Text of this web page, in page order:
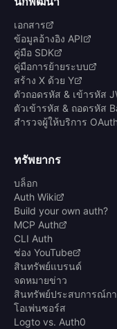
เอกสาร
ข้อมูลอ้างอิง API
คู่มือ SDK
คู่มือการย้ายระบบ
สร้าง X ด้วย Y
ตัวถอดรหัส & เข้ารหัส
ตัวเข้ารหัส & ถอดรหัส
สำรวจผู้ให้บริการ
ทรัพยากร
บล็อก
Auth Wiki
Build your own auth?
MCP Auth
CLI Auth
ช่อง YouTube
สินทรัพย์แบรนด์
จดหมายข่าว
สินทรัพย์ประสบการณ์ก
โอเพ่นซอร์ส
Logto vs. Auth0